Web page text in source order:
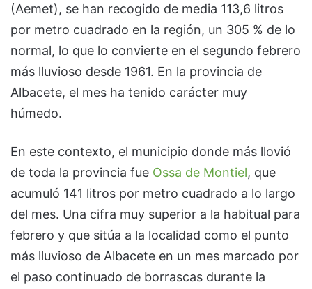
(Aemet), se han recogido de media 113,6 litros
por metro cuadrado en la región, un 305 % de lo
normal, lo que lo convierte en el segundo febrero
más lluvioso desde 1961. En la provincia de
Albacete, el mes ha tenido carácter muy
húmedo.
En este contexto, el municipio donde más llovió
de toda la provincia fue Ossa de Montiel, que
acumuló 141 litros por metro cuadrado a lo largo
del mes. Una cifra muy superior a la habitual para
febrero y que sitúa a la localidad como el punto
más lluvioso de Albacete en un mes marcado por
el paso continuado de borrascas durante la